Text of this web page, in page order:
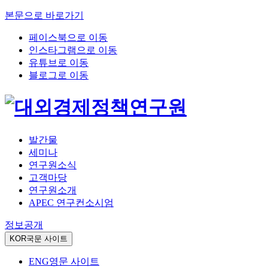
본문으로 바로가기
페이스북으로 이동
인스타그램으로 이동
유튜브로 이동
블로그로 이동
발간물
세미나
연구원소식
고객마당
연구원소개
APEC 연구컨소시엄
정보공개
KOR국문 사이트
ENG영문 사이트